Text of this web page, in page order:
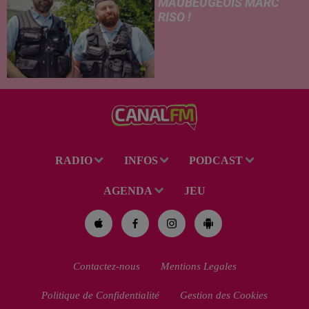
MAUBEUGEOIS MARC
RISO !
toutes les salles de cinéma. À
cette occasion, Le Réveil...
RADIO INFOS PODCAST
AGENDA JEU
Contactez-nous Mentions Legales
Politique de Confidentialité Gestion des Cookies